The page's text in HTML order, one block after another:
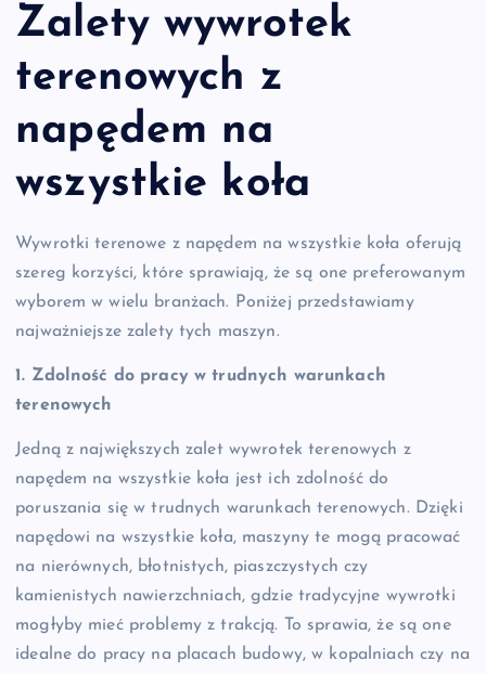
Zalety wywrotek
terenowych z
napędem na
wszystkie koła
Wywrotki terenowe z napędem na wszystkie koła oferują
szereg korzyści, które sprawiają, że są one preferowanym
wyborem w wielu branżach. Poniżej przedstawiamy
najważniejsze zalety tych maszyn.
1. Zdolność do pracy w trudnych warunkach
terenowych
Jedną z największych zalet wywrotek terenowych z
napędem na wszystkie koła jest ich zdolność do
poruszania się w trudnych warunkach terenowych. Dzięki
napędowi na wszystkie koła, maszyny te mogą pracować
na nierównych, błotnistych, piaszczystych czy
kamienistych nawierzchniach, gdzie tradycyjne wywrotki
mogłyby mieć problemy z trakcją. To sprawia, że są one
idealne do pracy na placach budowy, w kopalniach czy na